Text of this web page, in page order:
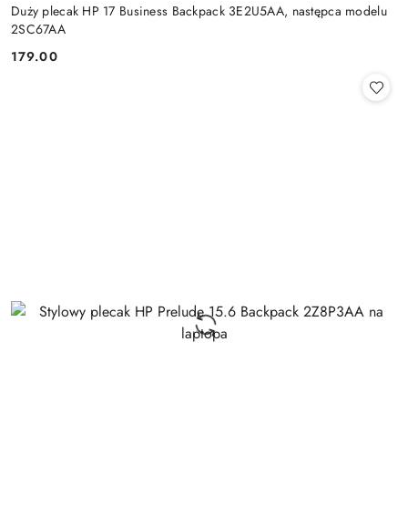
Duży plecak HP 17 Business Backpack 3E2U5AA, następca modelu
2SC67AA
Cena:
179.00